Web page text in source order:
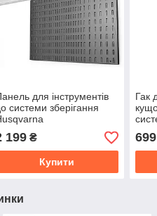
для інструментів
системи зберігання
199₴
Купити
Гак
699